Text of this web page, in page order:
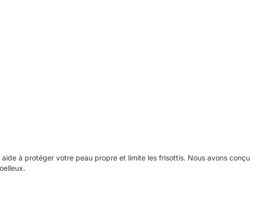
à protéger votre peau propre et limite les frisottis. Nous avons conçu